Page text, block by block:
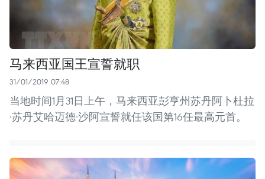
马来西亚国王宣誓就职
31/01/2019 07:48
当地时间1月31日上午，马来西亚彭亨州苏丹阿卜杜拉
·苏丹艾哈迈德·沙阿宣誓就任该国第16任最高元首。